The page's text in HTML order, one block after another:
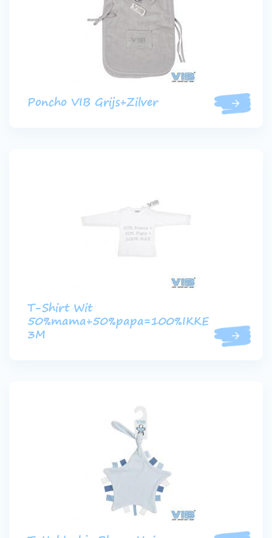
Poncho VIB Grijs+Zilver
T-Shirt Wit
50%mama+50%papa=100%IKKE
3M